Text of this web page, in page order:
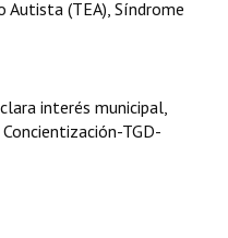
Autista (TEA), Síndrome
interés municipal,
TGD-